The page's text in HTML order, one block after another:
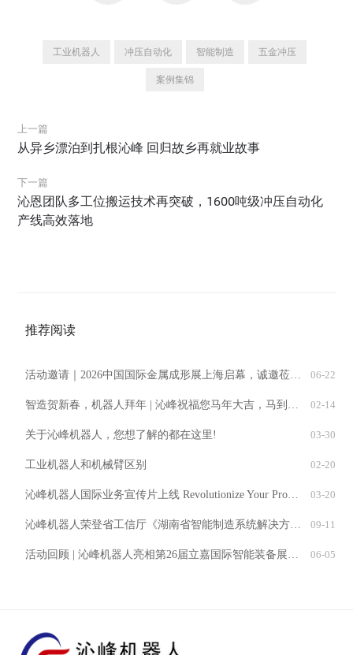
工业机器人 冲压自动化 智能制造 五金冲压
案例集锦
从异乡漂泊到扎根沁峰 回归故乡再就业故事
上一篇
沁恩团队多工位搬运技术再突破，1600吨级冲压自动化
产线高效落地
下一篇
推荐阅读
06-22
02-14
关于沁峰机器人，您想了解的都在这里! 03-30
工业机器人和机械臂区别 02-20
03-20
09-11
06-05